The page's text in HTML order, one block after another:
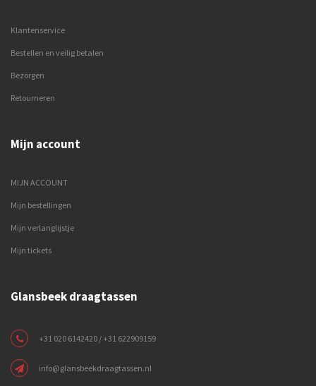
Klantenservice
Bestellen en veilig betalen
Bezorgen
Retourneren
Mijn account
MIJN ACCOUNT
Mijn bestellingen
Mijn verlanglijstje
Mijn tickets
Glansbeek draagtassen
+31 020 6142420 / +31 622909159
info@glansbeekdraagtassen.nl